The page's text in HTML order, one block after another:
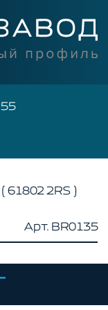
2RS )
Арт. BR0135